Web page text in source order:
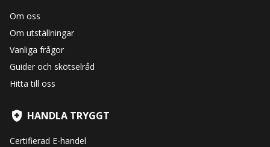
Om oss
Om utställningar
Vanliga frågor
Guider och skötselråd
Hitta till oss
HANDLA TRYGGT
Certifierad E-handel